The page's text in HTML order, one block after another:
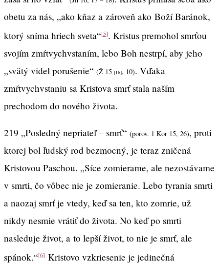
obetu za nás, „ako kňaz a zároveň ako Boží Baránok,
ktorý sníma hriech sveta“[5]. Kristus premohol smrťou
svojím zmŕtvychvstaním, lebo Boh nestrpí, aby jeho
„svätý videl porušenie“ (Ž 15 [16], 10). Vďaka
zmŕtvychvstaniu sa Kristova smrť stala naším
prechodom do nového života.
219 „Posledný nepriateľ – smrť“ (porov. 1 Kor 15, 26), proti
ktorej bol ľudský rod bezmocný, je teraz zničená
Kristovou Paschou. „Síce zomierame, ale nezostávame
v smrti, čo vôbec nie je zomieranie. Lebo tyrania smrti
a naozaj smrť je vtedy, keď sa ten, kto zomrie, už
nikdy nesmie vrátiť do života. No keď po smrti
nasleduje život, a to lepší život, to nie je smrť, ale
spánok.“[6] Kristovo vzkriesenie je jedinečná